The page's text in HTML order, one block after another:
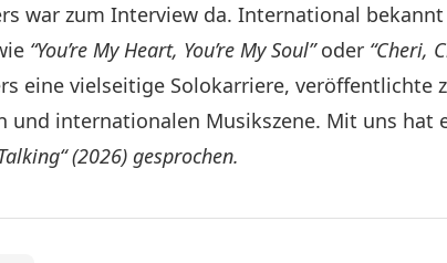
war zum Interview da. International
“You’re My Heart, You’re My Soul”oder “Cheri,
eine vielseitige Solokarriere, veröffentlichte
und internationalen Musikszene. Mit uns hat
(2026) gesprochen.